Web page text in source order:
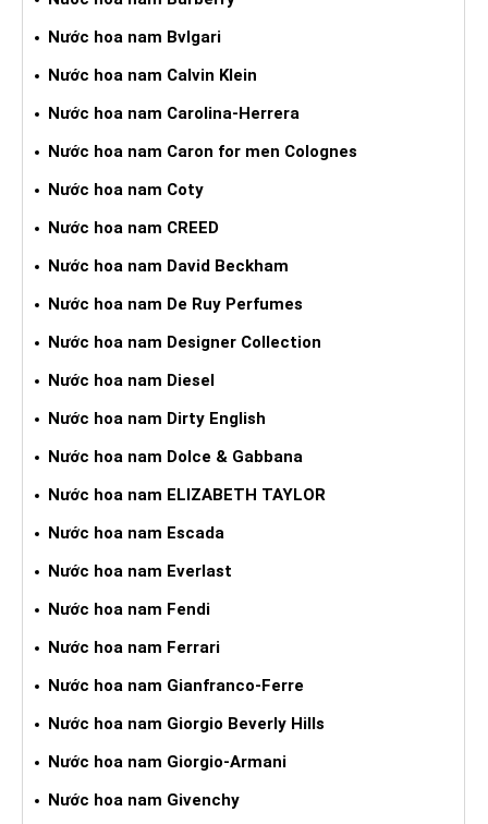
Nước hoa nam Bvlgari
Nước hoa nam Calvin Klein
Nước hoa nam Carolina-Herrera
Nước hoa nam Caron for men Colognes
Nước hoa nam Coty
Nước hoa nam CREED
Nước hoa nam David Beckham
Nước hoa nam De Ruy Perfumes
Nước hoa nam Designer Collection
Nước hoa nam Diesel
Nước hoa nam Dirty English
Nước hoa nam Dolce & Gabbana
Nước hoa nam ELIZABETH TAYLOR
Nước hoa nam Escada
Nước hoa nam Everlast
Nước hoa nam Fendi
Nước hoa nam Ferrari
Nước hoa nam Gianfranco-Ferre
Nước hoa nam Giorgio Beverly Hills
Nước hoa nam Giorgio-Armani
Nước hoa nam Givenchy